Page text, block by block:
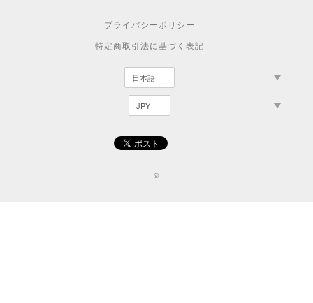
プライバシーポリシー
特定商取引法に基づく表記
©